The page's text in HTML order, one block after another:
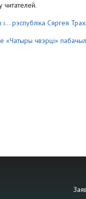
і... рэспубліка Сяргея
«Чатыры чвэрці»